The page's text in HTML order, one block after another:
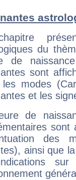
du
de
sont
les modes
et les
de
sont
des
ainsi que
sur